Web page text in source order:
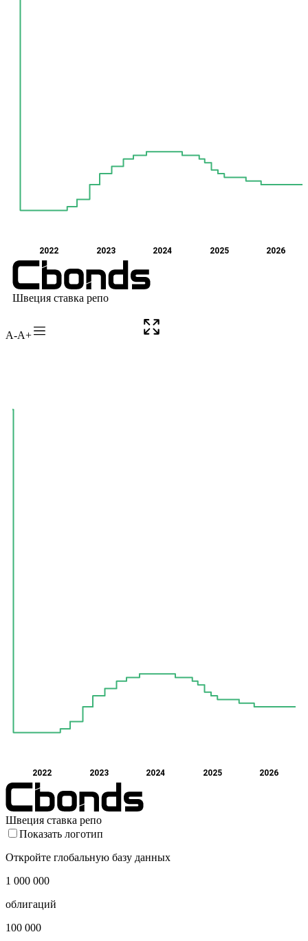
A-A+
2022 2023 2024 2025 2026
Швеция ставка репо
Показать логотип
Откройте глобальную базу данных
1 000 000
облигаций
100 000